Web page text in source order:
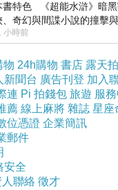
還可保留食材營養
的新手和忙碌的上
美食的烹調法，如
好的入門指導。
好處：
書特色 《超能水滸》暗
、奇幻與間諜小說的撞擊
》系列第四部變幻登場
小時前
物 24h購物 書店 露天
新聞台 廣告刊登 加入
連 Pi 拍錢包 旅遊 服
薦 線上麻將 雜誌 星座
位憑證 企業簡訊
郵件
安全
聯絡 徵才